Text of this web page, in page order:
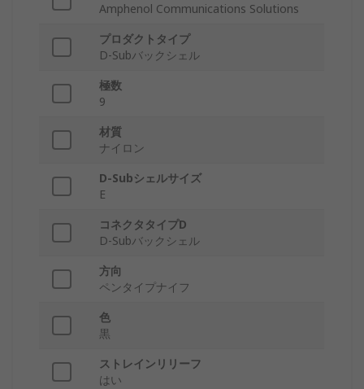
Amphenol Communications Solutions
プロダクトタイプ
D-Subバックシェル
極数
9
材質
ナイロン
D-Subシェルサイズ
E
コネクタタイプD
D-Subバックシェル
方向
ペンタイプナイフ
色
黒
ストレインリリーフ
はい